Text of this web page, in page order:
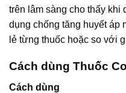
trên lâm sàng cho thấy khi
dụng chống tăng huyết áp
lẻ từng thuốc hoặc so với
Cách dùng Thuốc
Cách dùng